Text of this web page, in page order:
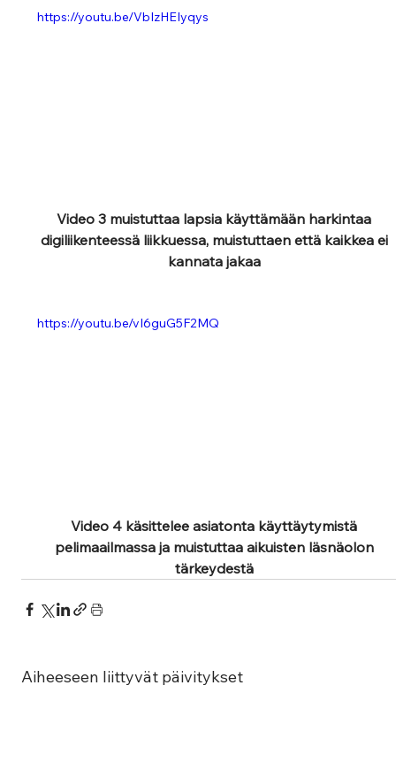
https://youtu.be/VbIzHEIyqys
Video 3 muistuttaa lapsia käyttämään harkintaa
digiliikenteessä liikkuessa, muistuttaen että kaikkea ei
kannata jakaa
https://youtu.be/vI6guG5F2MQ
Video 4 käsittelee asiatonta käyttäytymistä
pelimaailmassa ja muistuttaa aikuisten läsnäolon
tärkeydestä
Aiheeseen liittyvät päivitykset